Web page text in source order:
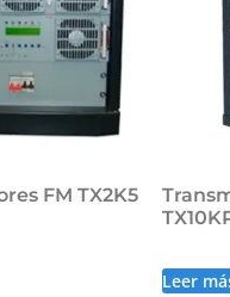
FM TX2K5
Leer